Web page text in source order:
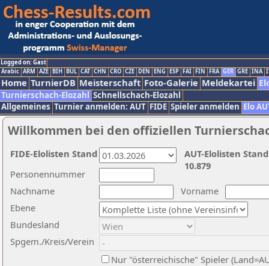
Logged on: Gast
Arabic ARM AZE BIH BUL CAT CHN CRO CZE DEN ENG ESP FAI FIN FRA GER GRE INA
Home TurnierDB Meisterschaft Foto-Galerie Meldekartei
Turnierschach-Elozahl Schnellschach-Elozahl
Allgemeines Turnier anmelden: AUT FIDE Spieler anmelden Elo
Willkommen bei den offiziellen
Nachname
Vorname
Ebene
Personennummer
Bundesland
Spgem./Kreis/Verein
Nur "österreichische" Spieler
AUT-Elolisten
10.879
FIDE-Elolisten Stand